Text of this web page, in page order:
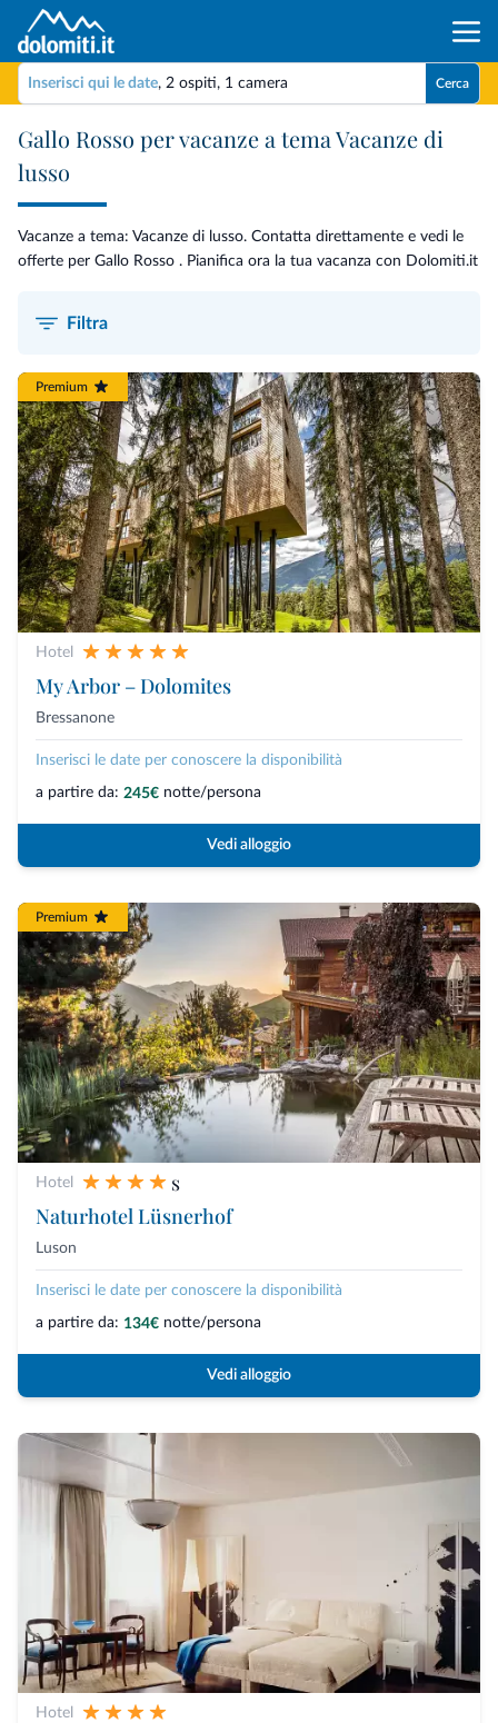
Inserisci qui le date, 2 ospiti, 1 camera Cerca
Gallo Rosso per vacanze a tema Vacanze di
lusso
Vacanze a tema: Vacanze di lusso. Contatta direttamente e vedi le
offerte per Gallo Rosso . Pianifica ora la tua vacanza con Dolomiti.it
Filtra
Premium
Hotel
My Arbor – Dolomites
Bressanone
Inserisci le date per conoscere la disponibilità
a partire da: 245€ notte/persona
Vedi alloggio
Premium
Hotel
s
Naturhotel Lüsnerhof
Luson
Inserisci le date per conoscere la disponibilità
a partire da: 134€ notte/persona
Vedi alloggio
Hotel